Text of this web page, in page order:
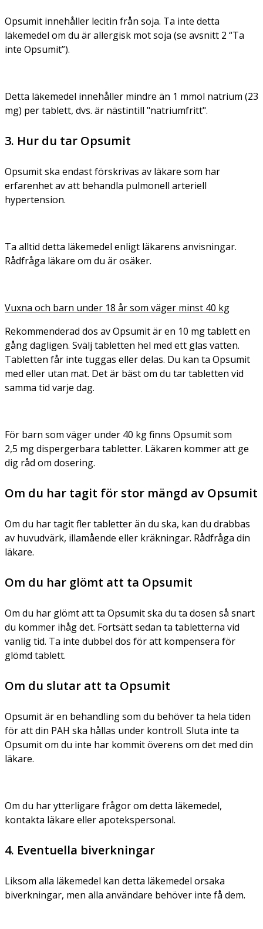
Opsumit innehåller lecitin från soja. Ta inte detta
läkemedel om du är allergisk mot soja (se avsnitt 2 “Ta
inte Opsumit”).
Detta läkemedel innehåller mindre än 1 mmol natrium (23
mg) per tablett, dvs. är nästintill "natriumfritt".
3. Hur du tar Opsumit
Opsumit ska endast förskrivas av läkare som har
erfarenhet av att behandla pulmonell arteriell
hypertension.
Ta alltid detta läkemedel enligt läkarens anvisningar.
Rådfråga läkare om du är osäker.
Vuxna och barn under 18 år som väger minst 40 kg
Rekommenderad dos av Opsumit är en 10 mg tablett en
gång dagligen. Svälj tabletten hel med ett glas vatten.
Tabletten får inte tuggas eller delas. Du kan ta Opsumit
med eller utan mat. Det är bäst om du tar tabletten vid
samma tid varje dag.
För barn som väger under 40 kg finns Opsumit som
2,5 mg dispergerbara tabletter. Läkaren kommer att ge
dig råd om dosering.
Om du har tagit för stor mängd av Opsumit
Om du har tagit fler tabletter än du ska, kan du drabbas
av huvudvärk, illamående eller kräkningar. Rådfråga din
läkare.
Om du har glömt att ta Opsumit
Om du har glömt att ta Opsumit ska du ta dosen så snart
du kommer ihåg det. Fortsätt sedan ta tabletterna vid
vanlig tid. Ta inte dubbel dos för att kompensera för
glömd tablett.
Om du slutar att ta Opsumit
Opsumit är en behandling som du behöver ta hela tiden
för att din PAH ska hållas under kontroll. Sluta inte ta
Opsumit om du inte har kommit överens om det med din
läkare.
Om du har ytterligare frågor om detta läkemedel,
kontakta läkare eller apotekspersonal.
4. Eventuella biverkningar
Liksom alla läkemedel kan detta läkemedel orsaka
biverkningar, men alla användare behöver inte få dem.